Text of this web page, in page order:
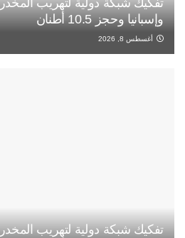
تفكيك شبكة دولية لتهريب
وإسبانيا وحجز 10.5 أطنان
أغسطس 8, 2026
تفكيك شبكة دولية لتهريب